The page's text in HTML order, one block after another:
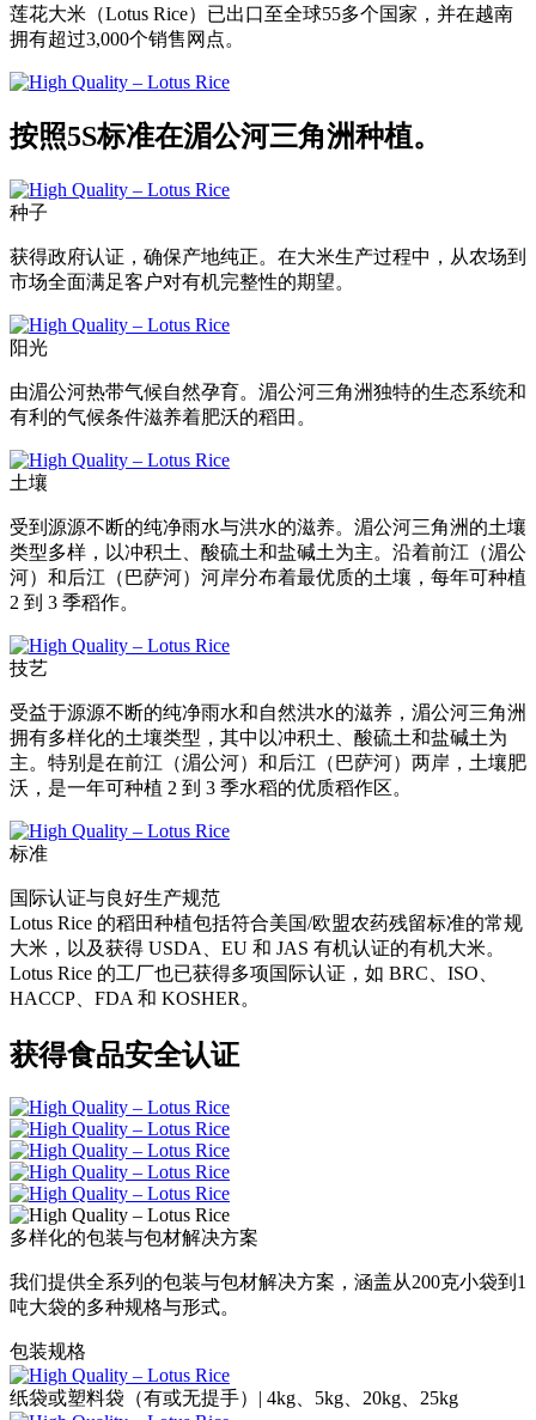
莲花大米（Lotus Rice）已出口至全球55多个国家，并在越南
拥有超过3,000个销售网点。
按照5S标准在湄公河三角洲种植。
种子
获得政府认证，确保产地纯正。在大米生产过程中，从农场到
市场全面满足客户对有机完整性的期望。
阳光
由湄公河热带气候自然孕育。湄公河三角洲独特的生态系统和
有利的气候条件滋养着肥沃的稻田。
土壤
受到源源不断的纯净雨水与洪水的滋养。湄公河三角洲的土壤
类型多样，以冲积土、酸硫土和盐碱土为主。沿着前江（湄公
河）和后江（巴萨河）河岸分布着最优质的土壤，每年可种植
2 到 3 季稻作。
技艺
受益于源源不断的纯净雨水和自然洪水的滋养，湄公河三角洲
拥有多样化的土壤类型，其中以冲积土、酸硫土和盐碱土为
主。特别是在前江（湄公河）和后江（巴萨河）两岸，土壤肥
沃，是一年可种植 2 到 3 季水稻的优质稻作区。
标准
国际认证与良好生产规范
Lotus Rice 的稻田种植包括符合美国/欧盟农药残留标准的常规
大米，以及获得 USDA、EU 和 JAS 有机认证的有机大米。
Lotus Rice 的工厂也已获得多项国际认证，如 BRC、ISO、
HACCP、FDA 和 KOSHER。
获得食品安全认证
多样化的包装与包材解决方案
我们提供全系列的包装与包材解决方案，涵盖从200克小袋到1
吨大袋的多种规格与形式。
包装规格
纸袋或塑料袋（有或无提手）| 4kg、5kg、20kg、25kg